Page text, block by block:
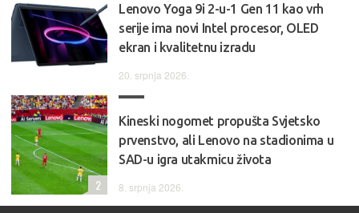
Lenovo Yoga 9i 2-u-1 Gen 11 kao vrh
serije ima novi Intel procesor, OLED
ekran i kvalitetnu izradu
20. srpnja 2026.
Kineski nogomet propušta Svjetsko
prvenstvo, ali Lenovo na stadionima u
SAD-u igra utakmicu života
8. srpnja 2026.
2